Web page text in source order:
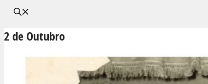
2 de Outubro